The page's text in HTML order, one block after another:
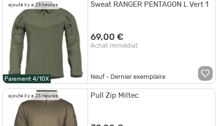
ajouté il y a 23 heures
Paiement 4/10X
Sweat RANGER PENTAGON L Vert 1
69,00 €
Achat Immédiat
Neuf - Dernier exemplaire
ajouté il y a 23 heures Pull Zip Miltec